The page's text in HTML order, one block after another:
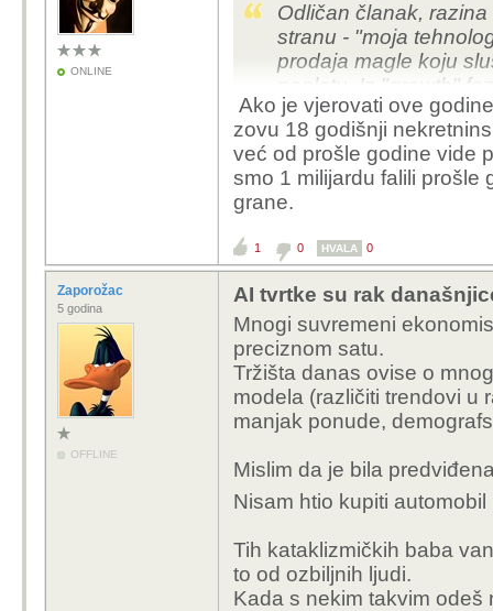
ONLINE
Odličan članak,
stranu - "moja
prodaja magle koju
naplatu. Iz "growth"
miljarde u cijelu priču
krene pitanje "đe su
Na žalost (ili na
i ostatak burze dolje,
times ahead.
Ako je vjerovati ove
zovu 18 godišnji
već od prošle godine vide
smo 1 milijardu falili prošle
grane.
1 0 HVALA 0
Zaporožac
5 godina
OFFLINE
AI tvrtke su rak
Mnogi suvremeni
preciznom satu.
Tržišta danas ovise o
modela (različiti trendovi u
manjak ponude,
Mislim da je bila
Nisam htio kupiti
Tih kataklizmičkih baba
to od ozbiljnih ljudi.
Kada s nekim takvim odeš